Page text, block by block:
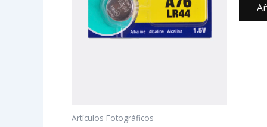
Artículos Fotográficos